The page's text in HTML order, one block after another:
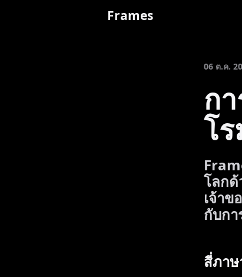
Frames
06 ต.ค.
ก
โ
โลกด้
เจ้าข
กับกา
สี่ภาษ